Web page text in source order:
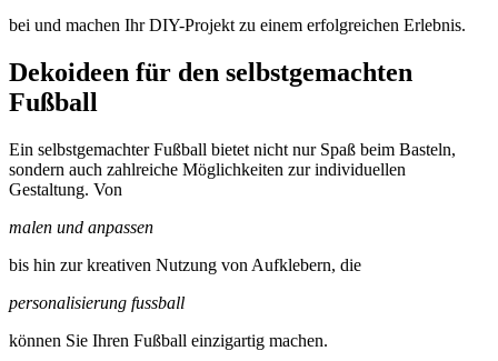
bei und machen Ihr DIY-Projekt zu einem erfolgreichen Erlebnis.
Dekoideen für den selbstgemachten
Fußball
Ein selbstgemachter Fußball bietet nicht nur Spaß beim Basteln,
sondern auch zahlreiche Möglichkeiten zur individuellen
Gestaltung. Von
malen und anpassen
bis hin zur kreativen Nutzung von Aufklebern, die
personalisierung fussball
können Sie Ihren Fußball einzigartig machen.